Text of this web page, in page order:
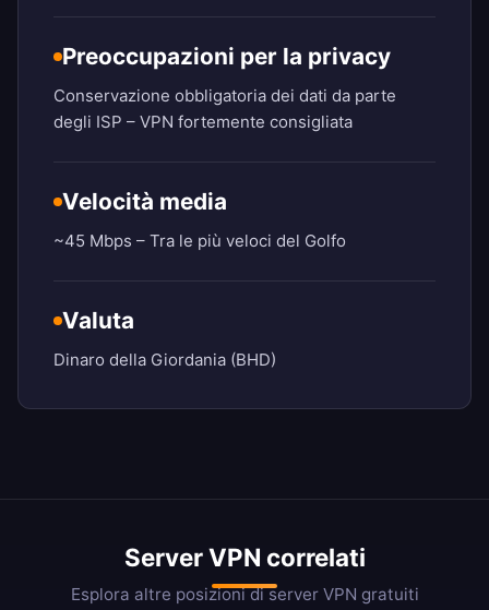
Preoccupazioni per la privacy
Conservazione obbligatoria dei dati da parte
degli ISP – VPN fortemente consigliata
Velocità media
~45 Mbps – Tra le più veloci del Golfo
Valuta
Dinaro della Giordania (BHD)
Server VPN correlati
Esplora altre posizioni di server VPN gratuiti